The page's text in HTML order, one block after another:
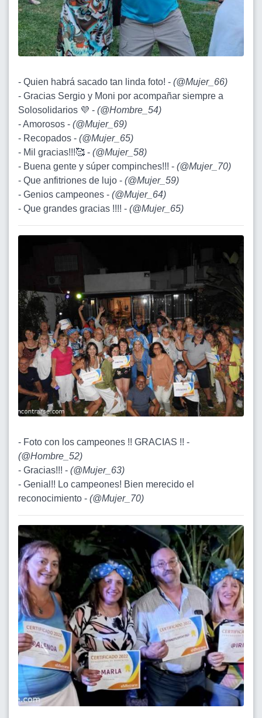
- Quien habrá sacado tan linda foto! - (@Mujer_66)
- Gracias Sergio y Moni por acompañar siempre a
Solosolidarios 💜 - (@Hombre_54)
- Amorosos - (@Mujer_69)
- Recopados - (@Mujer_65)
- Mil gracias!!!🥰 - (@Mujer_58)
- Buena gente y súper compinches!!! - (@Mujer_70)
- Que anfitriones de lujo - (@Mujer_59)
- Genios campeones - (@Mujer_64)
- Que grandes gracias !!!! - (@Mujer_65)
- Foto con los campeones !! GRACIAS !! -
(@Hombre_52)
- Gracias!!! - (@Mujer_63)
- Genial!! Lo campeones! Bien merecido el
reconocimiento - (@Mujer_70)